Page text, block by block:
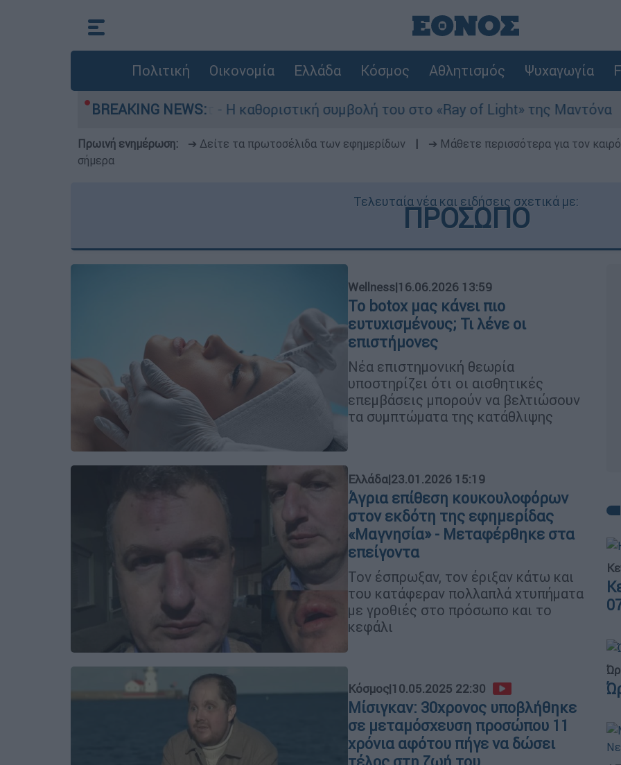
Πολιτική Οικονομία Ελλάδα Κόσμος Αθλητισμός Ψυχαγωγία
BREAKING NEWS:
Όρμπιτ - Η καθοριστική συμβολή του στο «Ray of Light» της Μαντόνα Φωτιά
Πρωινή ενημέρωση: ➔ Δείτε τα πρωτοσέλιδα των εφημερίδων ➔ Μάθετε περισσότερα για τον
σήμερα
Τελευταία νέα και ειδήσεις σχετικά με:
ΠΡΟΣΩΠΟ
Wellness|16.06.2026 13:59
Το botox μας κάνει πιο
ευτυχισμένους; Τι λένε οι
επιστήμονες
Νέα επιστημονική θεωρία
υποστηρίζει ότι οι αισθητικές
επεμβάσεις μπορούν να βελτιώσουν
τα συμπτώματα της κατάθλιψης
Ελλάδα|23.01.2026 15:19
Άγρια επίθεση κουκουλοφόρων
στον εκδότη της εφημερίδας
«Μαγνησία» - Μεταφέρθηκε στα
επείγοντα
Τον έσπρωξαν, τον έριξαν κάτω και
του κατάφεραν πολλαπλά χτυπήματα
με γροθιές στο πρόσωπο και το
κεφάλι
Κόσμος|10.05.2025 22:30
Μίσιγκαν: 30χρονος υποβλήθηκε
σε μεταμόσχευση προσώπου 11
χρόνια αφότου πήγε να δώσει